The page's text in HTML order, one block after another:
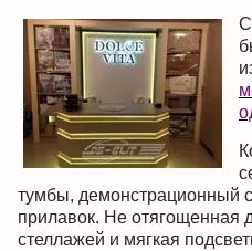
тумбы, демонстрационный
прилавок. Не отягощенная
стеллажей и мягкая